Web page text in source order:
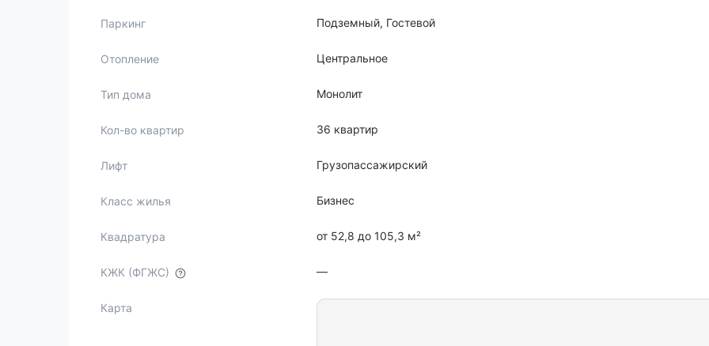
Паркинг Подземный, Гостевой
Отопление Центральное
Тип дома Монолит
Кол-во квартир 36 квартир
Лифт Грузопассажирский
Класс жилья Бизнес
Квадратура от 52,8 до 105,3 м²
КЖК (ФГЖС) —
Карта